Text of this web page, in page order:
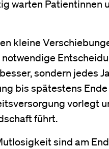
warten Patientinnen
kleine
sondern jedes
bis spätestens
vorlegt
führt.
sind am